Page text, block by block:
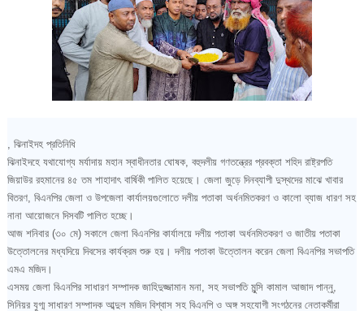
, ঝিনাইদহ প্রতিনিধি
ঝিনাইদহে যথাযোগ্য মর্যাদায় মহান স্বাধীনতার ঘোষক, বহুদলীয় গণতন্ত্রের প্রবক্তা শহিদ রাষ্ট্রপতি
জিয়াউর রহমানের ৪৫ তম শাহাদাৎ বার্ষিকী পালিত হয়েছে। জেলা জুড়ে দিনব্যাপী দুস্থদের মাঝে খাবার
বিতরণ, বিএনপির জেলা ও উপজেলা কার্যালয়গুলোতে দলীয় পতাকা অর্ধনমিতকরণ ও কালো ব্যাজ ধারণ সহ
নানা আয়োজনে দিসবটি পালিত হচ্ছে।
আজ শনিবার (৩০ মে) সকালে জেলা বিএনপির কার্যালয়ে দলীয় পতাকা অর্ধনমিতকরণ ও জাতীয় পতাকা
উত্তোলনের মধ্যদিয়ে দিবসের কার্যক্রম শুরু হয়। দলীয় পতাকা উত্তোলন করেন জেলা বিএনপির সভাপতি
এমএ মজিদ।
এসময় জেলা বিএনপির সাধারণ সম্পাদক জাহিদুজ্জামান মনা, সহ সভাপতি মুন্সি কামাল আজাদ পান্নু,
সিনিয়র যুগ্ম সাধারণ সম্পাদক আব্দুল মজিদ বিশ্বাস সহ বিএনপি ও অঙ্গ সহযোগী সংগঠনের নেতাকর্মীরা